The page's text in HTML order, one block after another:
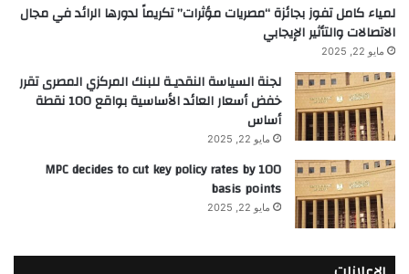
لمياء كامل تفوز بجائزة “مصريات مؤثرات” تكريماً لدورها الرائد في مجال
الاتصالات والتأثير الإيجابي
مايو 22, 2025
لجنة السياسة النقديـة للبنك المركزي المصرى تقرر
خفض أسعار العائد الأساسية بواقع 100 نقطة
أساس
مايو 22, 2025
MPC decides to cut key policy rates by 100
basis points
مايو 22, 2025